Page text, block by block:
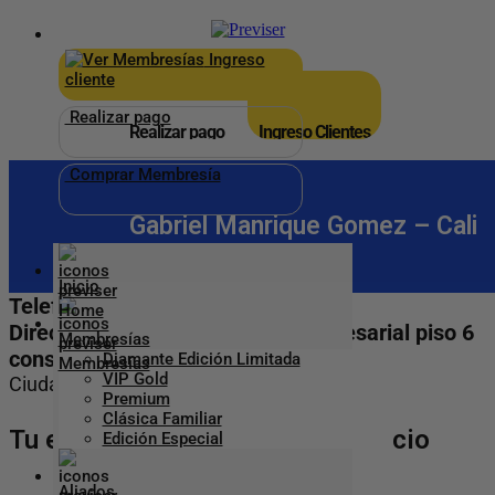
Ingreso
cliente
Realizar pago
Comprar Membresía
Inicio
Membresías
Diamante Edición Limitada
VIP Gold
Premium
Clásica Familiar
Edición Especial
Realizar pago Ingreso Clientes
Gabriel Manrique Gomez – Cali
Telefono: 6592059
Dirección: cc chipichape hall empresarial piso 6
consultorio 632
Ciudad: Cali
Tu eliges cómo agendar tu servicio